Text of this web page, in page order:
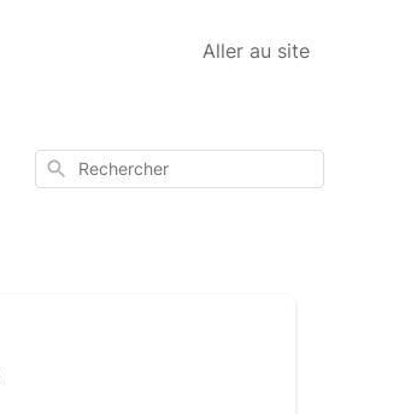
Aller au site
Rechercher